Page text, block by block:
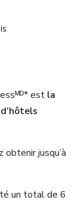
est la
jusqu’à
un total de 6